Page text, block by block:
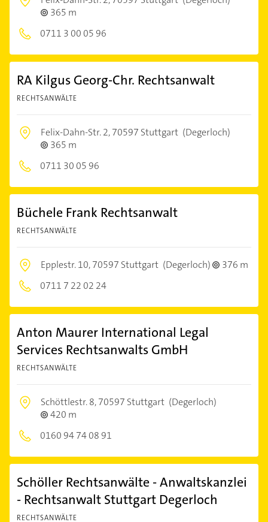
365 m
0711 3 00 05 96
RA Kilgus Georg-Chr. Rechtsanwalt
RECHTSANWÄLTE
Felix-Dahn-Str. 2,70597 Stuttgart (Degerloch)
365 m
0711 30 05 96
Büchele Frank Rechtsanwalt
RECHTSANWÄLTE
Epplestr. 10,70597 Stuttgart (Degerloch)
376 m
0711 7 22 02 24
Anton Maurer International Legal
Services Rechtsanwalts GmbH
RECHTSANWÄLTE
Schöttlestr. 8,70597 Stuttgart (Degerloch)
420 m
0160 94 74 08 91
Schöller Rechtsanwälte - Anwaltskanzlei
- Rechtsanwalt Stuttgart Degerloch
RECHTSANWÄLTE